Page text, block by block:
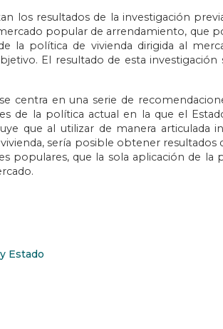
los resultados de la investigación
popular de arrendamiento, que
la política de vivienda dirigida al
El resultado de esta
centra en una serie de
de la política actual en la que el
que al utilizar de manera articulada
sería posible obtener resultados
populares, que la sola aplicación de la
Estado